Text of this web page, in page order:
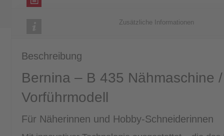
Zusätzliche Informationen
Beschreibung
Bernina – B 435 Nähmaschine /
Vorführmodell
Für Näherinnen und Hobby-Schneiderinnen